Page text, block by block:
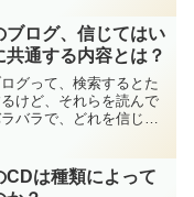
で聴くことについて考
。
ブログ、信じてはい
共通する内容とは？
グって、検索するとた
けど、それらを読んで
バラで、どれを信じた
ログを読む際に注意す
明してみました。
CDは種類によって